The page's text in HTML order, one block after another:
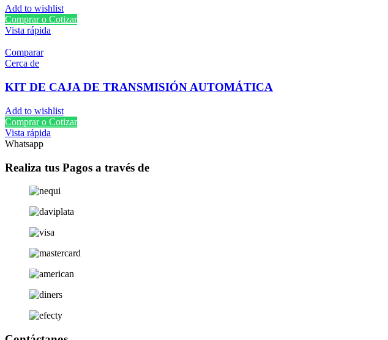
Add to wishlist
Comprar o Cotizar
Vista rápida
Comparar
Cerca de
KIT DE CAJA DE TRANSMISIÓN AUTOMÁTICA
Add to wishlist
Comprar o Cotizar
Vista rápida
Whatsapp
Realiza tus Pagos a través de